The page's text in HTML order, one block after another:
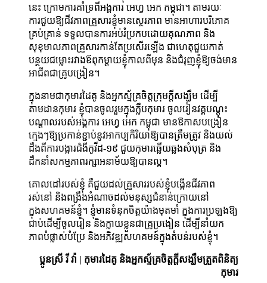
នេះ ក្រោមការគាំទ្រពីអង្គការ អេហ្វ អេក កម្ពុជា។ តាមរយៈ
ការជួយឱ្យជីវភាពគ្រួសារខ្ញុំមានស្ថេរភាព មានអាហារបរិភោគ
គ្រប់គ្រាន់ ទទួលបានការអប់រំប្រកបដោយគុណភាព និង
សុខុមាលភាពគ្រួសារកាន់តែប្រសើរឡើង ជាហេតុជួយកាត់
បន្ថយជម្លោះរវាងឪពុកម្តាយខ្ញុំកាលពីមុន និងជំរុញខ្ញុំឱ្យចង់មាន
អាជីពជាគ្រូបង្រៀន។
ក្នុងនាមជាកុមារដៃគូ និងអ្នកស្ម័គ្រចិត្តក្រុមក្តីសង្ឃឹម ដើម្បី
តាមដានកុមារ ខ្ញុំបានចូលរួមក្នុងក្លឹបកុមារ ចូលរៀនវគ្គបណ្តុះ
បណ្តាលរបស់អង្គការ អេហ្វ អេក កម្ពុជា មានឱកាសបង្រៀន
ក្មេងៗឱ្យប្រកាន់ខ្ជាប់នូវអាកប្បកិរិយាឱ្យបានត្រឹមត្រូវ និងយល់
ដឹងពីការបង្ការជំងីកូវីដ-១៩ ជួយកុមារឆ្លើយឆ្លងសំបុត្រ និង
ដឹកនាំសកម្មភាពរក្សាអនាម័យឱ្យបានល្អ។
គោលដៅរបស់ខ្ញុំ គឺជួយដល់គ្រួសាររបស់ខ្ញុំបង្កើនជីវភាព
រស់នៅ និងពង្រឹងអំណាចដល់មនុស្សជំនាន់ក្រោយនៅ
ក្នុងសហគមន៍ខ្ញុំ។ ខ្ញុំមានទំនុកចិត្តយ៉ាងមុតមាំ ក្នុងការប្រឡងឱ្យ
ជាប់ដើម្បីចូលរៀន និងក្លាយខ្លួនជាគ្រូប្រងៀន ដើម្បីនាំយក
ភាពបំផ្លាស់បំប្រែ និងអភិវឌ្ឍសហគមន៍ក្នុងតំបន់របស់ខ្ញុំ។
ប្អូនស្រី រី វ៉ា | កុមារដៃគូ និងអ្នកស្ម័គ្រចិត្តក្តីសង្ឃឹមត្រួតពិនិត្យ
កុមារ